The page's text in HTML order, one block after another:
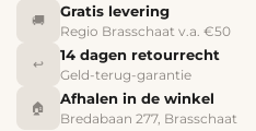
🚚
Gratis levering
Regio Brasschaat v.a. €50
↩️
14 dagen retourrecht
Geld-terug-garantie
🏠
Afhalen in de winkel
Bredabaan 277, Brasschaat